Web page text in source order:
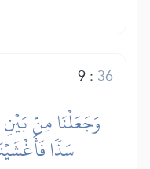
9: 36
وَجَعَلۡنَا مِنۢ
سَدّٗا